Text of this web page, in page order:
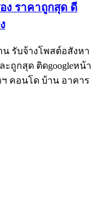
ง ราคาถูกสุด ดี
รับจ้างโพสต์อสังหา
ถูกสุด ติดgoogleหน้า
คอนโด บ้าน อาคาร